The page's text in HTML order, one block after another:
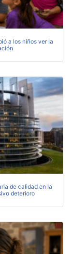
a los niños ver la
de calidad en la
deterioro